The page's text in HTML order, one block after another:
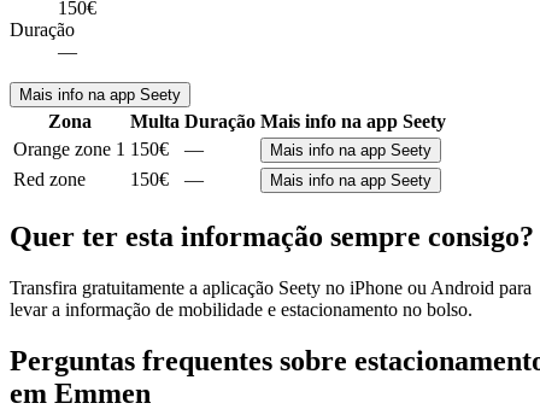
150€
Duração
—
Mais info na app Seety
Zona Multa Duração Mais info na app Seety
Orange zone 1 150€ — Mais info na app Seety
Red zone 150€ — Mais info na app Seety
Quer ter esta informação sempre consigo?
Transfira gratuitamente a aplicação Seety no iPhone ou Android para
levar a informação de mobilidade e estacionamento no bolso.
Perguntas frequentes sobre
em Emmen